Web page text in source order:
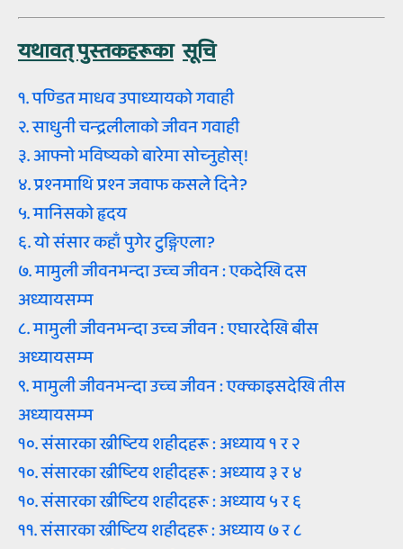
यथावत्‌ पुस्‍तकहरूका सूचि
१. पण्‍डित माधव उपाध्‍यायको गवाही
२. साधुनी चन्‍द्रलीलाको जीवन गवाही
३. आफ्‍नो भविष्‍यको बारेमा सोच्‍नुहोस्‌!
४. प्रश्‍नमाथि प्रश्‍न जवाफ कसले दिने?
५. मानिसको हृदय
६. यो संसार कहाँ पुगेर टुङ्गिएला?
७. मामुली जीवनभन्‍दा उच्‍च जीवन : एकदेखि दस
अध्‍यायसम्‍म
८. मामुली जीवनभन्‍दा उच्‍च जीवन : एघारदेखि बीस
अध्‍यायसम्‍म
९. मामुली जीवनभन्‍दा उच्‍च जीवन : एक्‍काइसदेखि तीस
अध्‍यायसम्‍म
१०. संसारका ख्रीष्‍टिय शहीदहरू : अध्‍याय १ र २
१०. संसारका ख्रीष्‍टिय शहीदहरू : अध्‍याय ३ र ४
१०. संसारका ख्रीष्‍टिय शहीदहरू : अध्‍याय ५ र ६
११. संसारका ख्रीष्‍टिय शहीदहरू : अध्‍याय ७ र ८